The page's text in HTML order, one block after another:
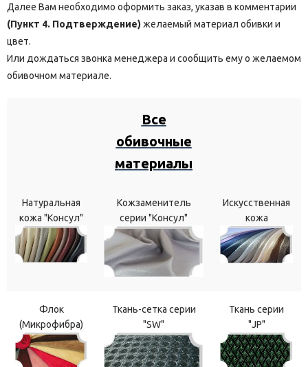
Далее Вам необходимо оформить заказ, указав в комментарии
(Пункт 4. Подтверждение) желаемый материал обивки и
цвет.
Или дождаться звонка менеджера и сообщить ему о желаемом
обивочном материале.
Все
обивочные
материалы
Натуральная
кожа "Консул"
Кожзаменитель
серии "Консул"
Искусственная
кожа
Флок
(Микрофибра)
Ткань-сетка серии
"SW"
Ткань серии
"JP"